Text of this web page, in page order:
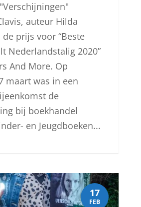
auteur Hilda
prijs voor “Beste
Nederlandstalig 2020”
And More. Op
maart was in een
de
bij boekhandel
en Jeugdboeken...
17
FEB